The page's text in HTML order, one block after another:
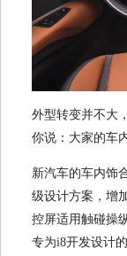
外型转变并不大
你说：大家的车
新汽车的车内饰
级设计方案，增
控屏适用触碰操
专为i8开发设计